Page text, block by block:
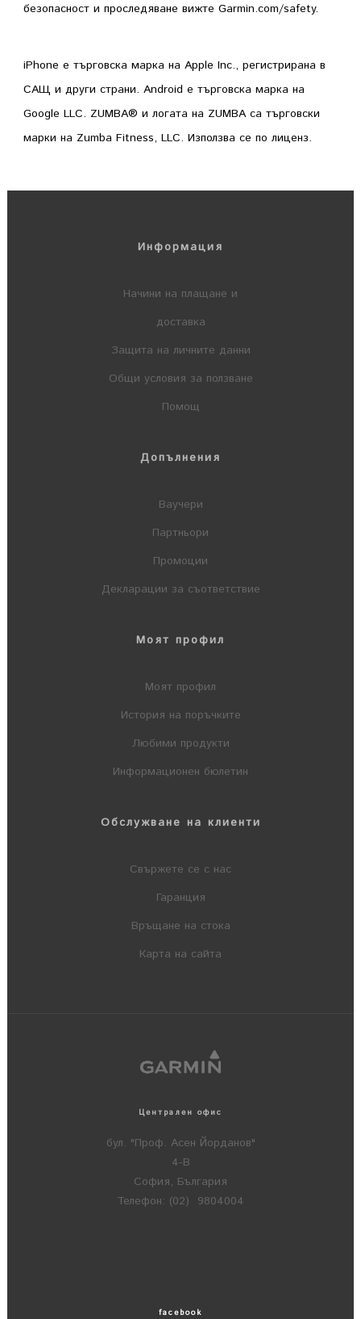
безопасност и проследяване вижте Garmin.com/safety.
iPhone е търговска марка на Apple Inc., регистрирана в
САЩ и други страни. Android е търговска марка на
Google LLC. ZUMBA® и логата на ZUMBA са търговски
марки на Zumba Fitness, LLC. Използва се по лиценз.
Информация
Начини на плащане и
доставка
Защита на личните данни
Общи условия за ползване
Помощ
Допълнения
Ваучери
Партньори
Промоции
Декларации за съответствие
Моят профил
Моят профил
История на поръчките
Любими продукти
Информационен бюлетин
Обслужване на клиенти
Свържете се с нас
Гаранция
Връщане на стока
Карта на сайта
Централен офис
бул. "Проф. Асен Йорданов"
4-В
София, България
Телефон: (02) 9804004
facebook